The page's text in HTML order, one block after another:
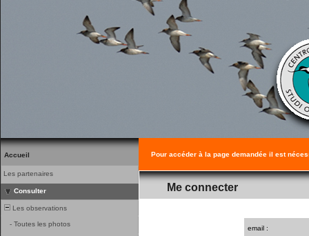
Accueil
Les partenaires
Consulter
Les observations
- Toutes les photos
Pour accéder à la page demandée il est
Me connecter
email :